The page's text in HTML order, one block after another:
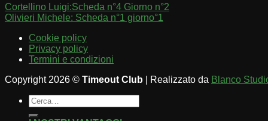
Cortellino Luigi:Scheda n°4 Giorno n°2
Olivieri Michele: Scheda n°1 giorno°1
Cookie policy
Privacy policy
Termini e condizioni
Copyright 2026 © Timeout Club | Realizzato da Blanco